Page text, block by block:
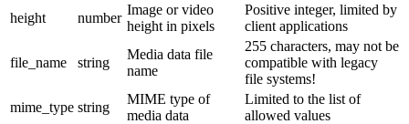
height
number
Image or video
height in pixels
Positive integer, limited by
client applications
file_name string
Media data file
name
255 characters, may not be
compatible with legacy
file systems!
mime_type string
MIME type of
media data
Limited to the list of
allowed values